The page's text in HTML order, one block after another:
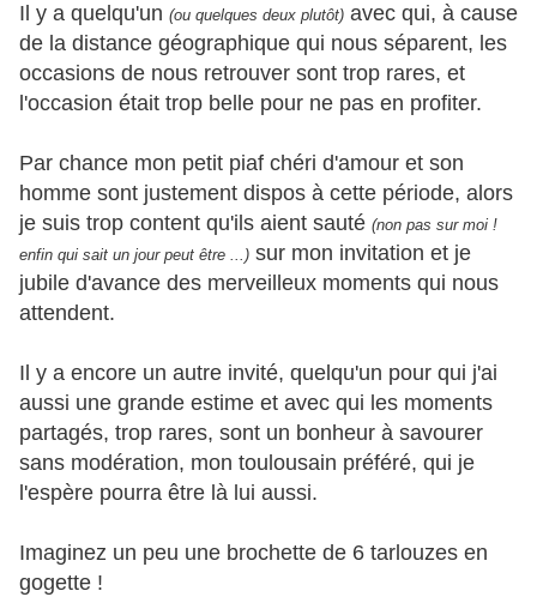
Il y a quelqu'un (ou quelques deux plutôt) avec qui, à cause
de la distance géographique qui nous séparent, les
occasions de nous retrouver sont trop rares, et
l'occasion était trop belle pour ne pas en profiter.
Par chance mon petit piaf chéri d'amour et son
homme sont justement dispos à cette période, alors
je suis trop content qu'ils aient sauté (non pas sur moi !
enfin qui sait un jour peut être ...) sur mon invitation et je
jubile d'avance des merveilleux moments qui nous
attendent.
Il y a encore un autre invité, quelqu'un pour qui j'ai
aussi une grande estime et avec qui les moments
partagés, trop rares, sont un bonheur à savourer
sans modération, mon toulousain préféré, qui je
l'espère pourra être là lui aussi.
Imaginez un peu une brochette de 6 tarlouzes en
gogette !